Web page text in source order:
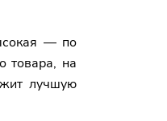
— по
товара, на
лучшую